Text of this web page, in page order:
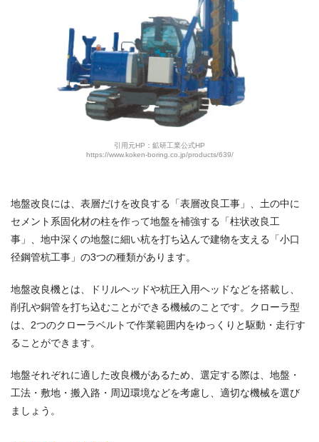
引用元HP：鉱研工業公式HP
https://www.koken-boring.co.jp/products/639/
地盤改良には、表層だけを改良する「表層改良工事」、土の中に
セメント系固化材の柱を作って地盤を補強する「柱状改良工
事」、地中深くの地盤に細い杭を打ち込んで建物を支える「小口
径鋼管杭工事」の3つの種類があります。
地盤改良機とは、ドリルヘッドや杭圧入用ヘッドなどを搭載し、
削孔や銅管を打ち込むことができる機械のことです。クローラ型
は、2つのクローラベルトで作業範囲内をゆっくりと駆動・走行す
ることができます。
地盤それぞれに適した改良機があるため、選定する際は、地盤・
工法・敷地・搬入路・周辺環境などを考慮し、適切な機械を選び
ましょう。